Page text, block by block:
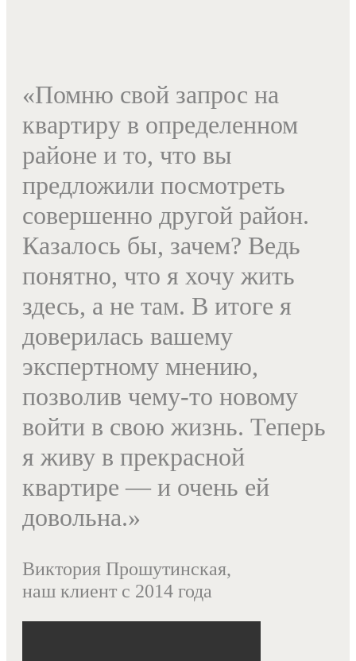
«Помню свой запрос на
квартиру в определенном
районе и то, что вы
предложили посмотреть
совершенно другой район.
Казалось бы, зачем? Ведь
понятно, что я хочу жить
здесь, а не там. В итоге я
доверилась вашему
экспертному мнению,
позволив чему-то новому
войти в свою жизнь. Теперь
я живу в прекрасной
квартире — и очень ей
довольна.»
Виктория Прошутинская,
наш клиент с 2014 года